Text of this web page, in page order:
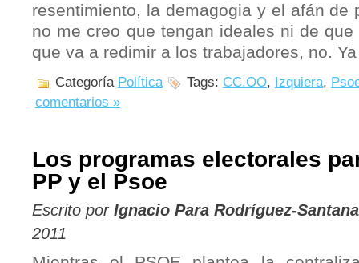
resentimiento, la demagogia y el afán de
no me creo que tengan ideales ni de
que va a redimir a los trabajadores, no.
Categoría Política Tags: CC.OO, Izquiera,
comentarios »
Los programas electorales
PP y el Psoe
Escrito por Ignacio Para Rodríguez-Santana
2011